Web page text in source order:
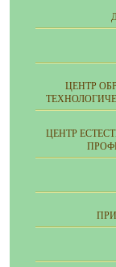
ЦЕНТР
ЦЕНТР